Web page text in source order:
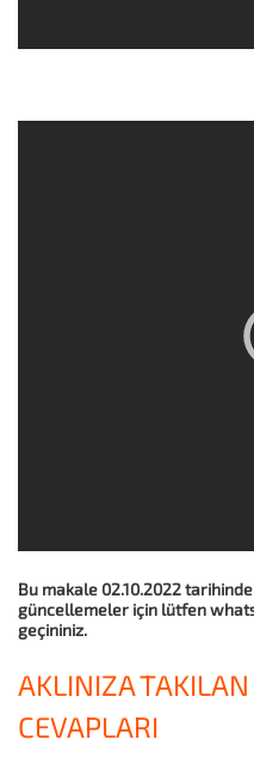
Bu makale 02.10.2022 tarihinde
güncellemeler için lütfen
geçininiz.
AKLINIZA
CEVAPLARI